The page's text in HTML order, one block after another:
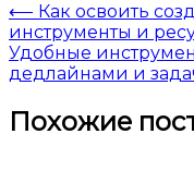
⟵ Как освоить
инструменты и
Удобные
дедлайнами и
Похожие